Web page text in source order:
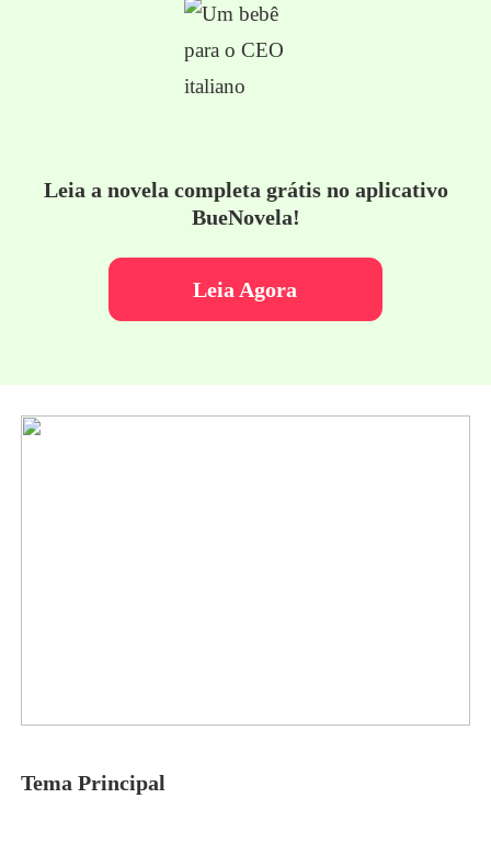
Leia a novela completa grátis no aplicativo
BueNovela!
Leia Agora
Tema Principal